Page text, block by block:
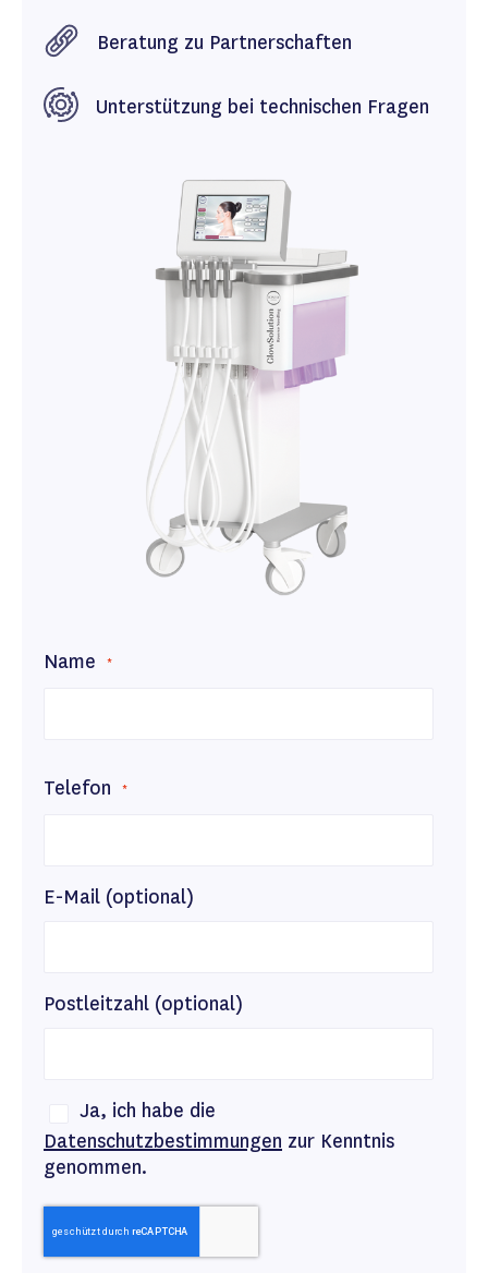
Beratung zu Partnerschaften
Unterstützung bei technischen Fragen
Name
Telefon
E-Mail (optional)
Postleitzahl (optional)
Ja, ich habe die
Datenschutzbestimmungen
genommen.